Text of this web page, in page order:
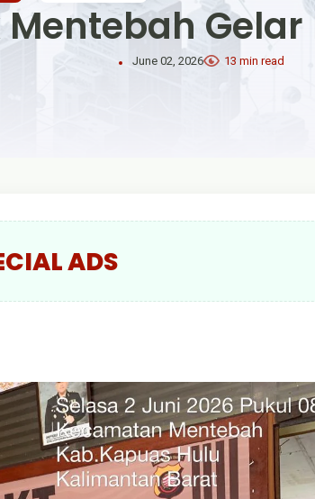
Mentebah
June 02, 2026 13 min read
ADS